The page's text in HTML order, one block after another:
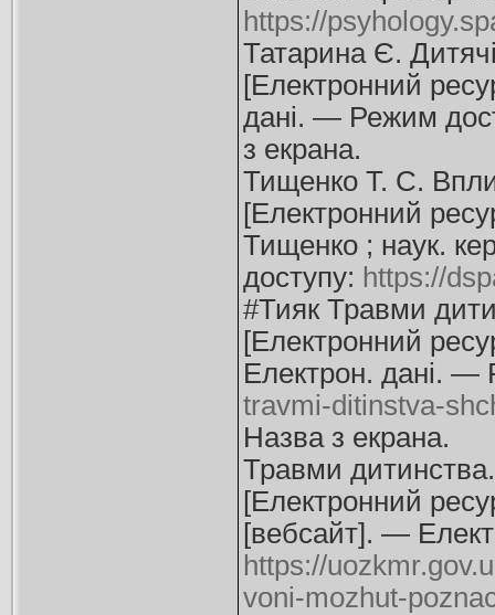
https://
Татарина Є.
[Електронний
дані. — Режим
з екрана.
Тищенко Т. С.
[Електронний
Тищенко ; наук.
доступу: https://
#Тияк Травми
[Електронний
Електрон. дані.
travmi-ditinstva-
Назва з екрана.
Травми
[Електронний
[вебсайт]. —
https://
voni-mozhut-